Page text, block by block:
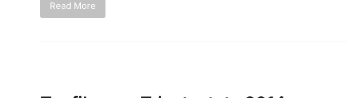
Read More